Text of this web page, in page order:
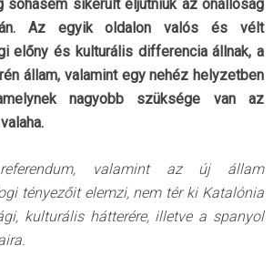
sohasem sikerült eljutniuk az önállóság
Az egyik oldalon valós és vélt
előny és kulturális differencia állnak, a
állam, valamint egy nehéz helyzetben
nagyobb szüksége van az
valamint az új állam
tényezőit elemzi, nem tér ki Katalónia
kulturális hátterére, illetve a spanyol